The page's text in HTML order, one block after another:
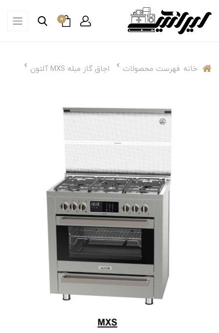
0
خانه فهرست محصولات اجاق گاز مبله MXS آلتون